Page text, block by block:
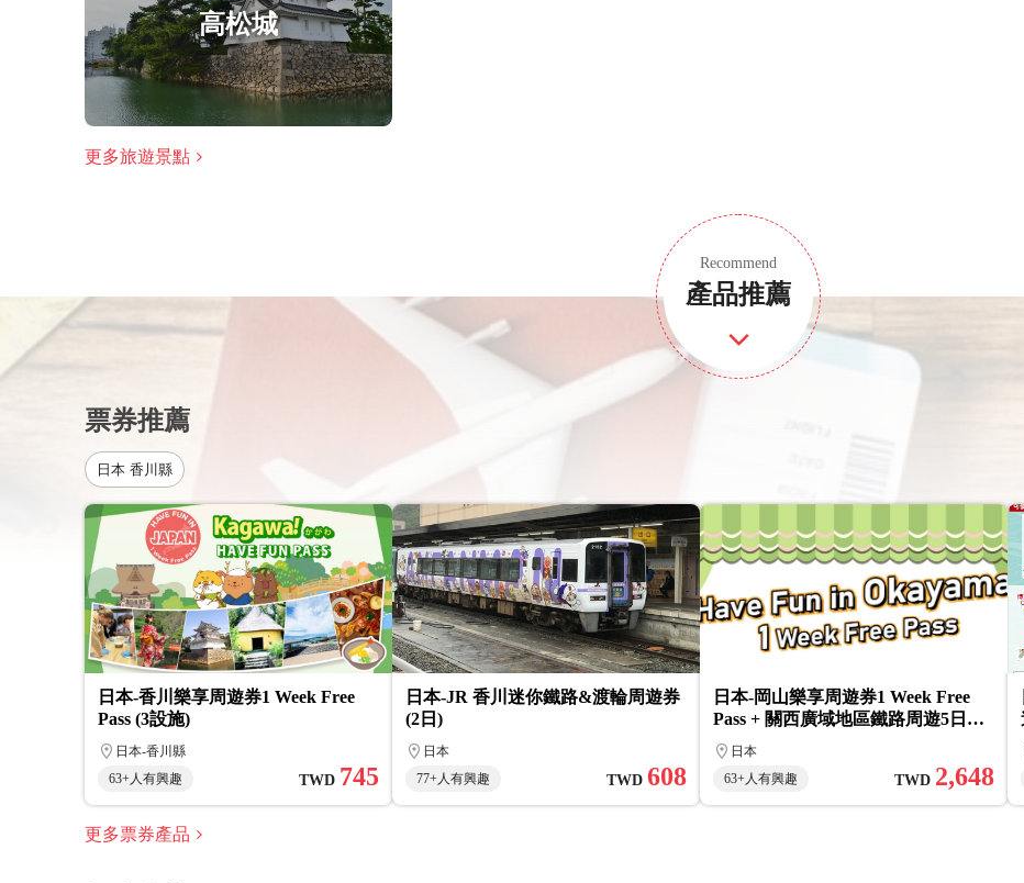
高松城
更多旅遊景點
Recommend
產品推薦
票券推薦
日本 香川縣
日本-香川樂享周遊券1 Week Free
Pass (3設施)
日本-香川縣
63+人有興趣
TWD 745
日本-JR 香川迷你鐵路&渡輪周遊券
(2日)
日本
77+人有興趣
TWD 608
日本-岡山樂享周遊券1 Week Free
Pass + 關西廣域地區鐵路周遊5日券
成人套票
日本
63+人有興趣
TWD 2,648
更多票券產品